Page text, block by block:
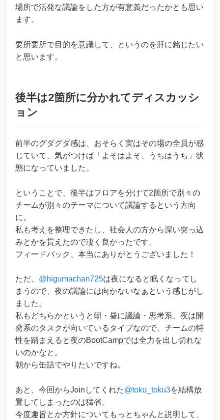
場所で活発な議論をした方が有意義だったかとも思い
ます。
要所要所で目的を意識して、というのを肝に銘じたい
と思います。
後半は2箇所に分かれてディスカッシ
ョン
前半のグダグダ感は、おそらく実はその場の全員が感
じていて、気がつけば「よそはよそ、うちはうち」状
態になっていました。
ということで、後半はフロアを分けて2箇所で別々の
チームが別々のテーマについて議論するという方向
に。
私も考えを整理できたし、社会人の方から深い突っ込
みとかを貰えたので凄く良かったです。
フィードバック、本当にありがとうございました！
ただ、 @higumachan725は夜になると眠くなってし
まうので、夜の議論には向かないなぁという感じがし
ました。
私もどちらかというと朝・昼に議論・思考系、夜は開
発系のタスクが向いているタイプなので、チームの特
性を踏まえると夜のBootCampでは全力を出し切れな
いのかなと。
朝から缶詰でやりたいですね。
あと、今回からJoinしてくれた@toku_toku3を結構放
置してしまったのは猛省。
今度趣旨とか方針についてもっとちゃんと説明して、